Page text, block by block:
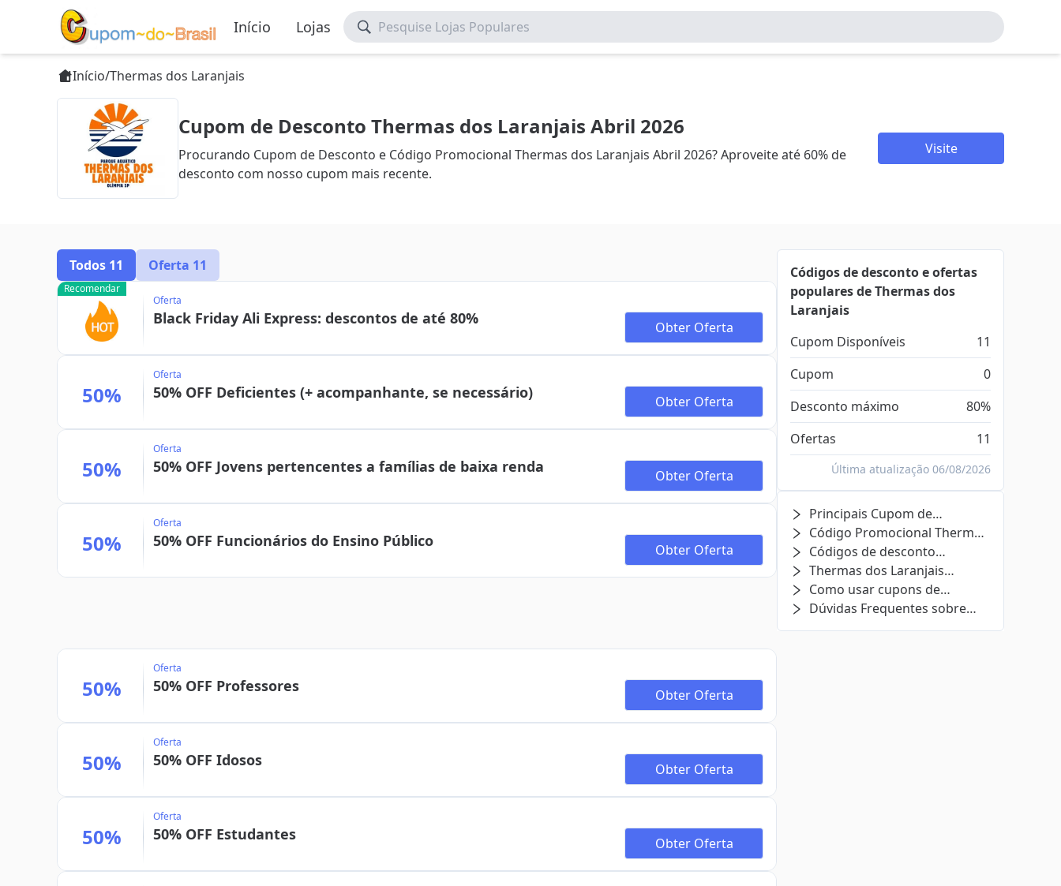
Início Lojas Pesquise Lojas Populares
Início/Thermas dos Laranjais
Cupom de Desconto Thermas dos Laranjais Abril 2026
Procurando Cupom de Desconto e Código Promocional Thermas dos Laranjais Abril 2026? Aproveite até 60% de
desconto com nosso cupom mais recente.
Visite
Todos 11 Oferta 11
Recomendar
Oferta
Black Friday Ali Express: descontos de até 80% Obter Oferta
50%
Oferta
50% OFF Deficientes (+ acompanhante, se necessário) Obter Oferta
50%
Oferta
50% OFF Jovens pertencentes a famílias de baixa renda Obter Oferta
50%
Oferta
50% OFF Funcionários do Ensino Público Obter Oferta
50%
Oferta
50% OFF Professores Obter Oferta
50%
Oferta
50% OFF Idosos Obter Oferta
50%
Oferta
50% OFF Estudantes Obter Oferta
Códigos de desconto e ofertas
populares de Thermas dos
Laranjais
Cupom Disponíveis
11
Cupom
0
Desconto máximo
80%
Ofertas
11
Última atualização 06/08/2026
Principais Cupom de
Desconto Thermas dos Laranjais
Código Promocional Thermas
dos Laranjais Relacionados
Códigos de desconto
Thermas dos Laranjais expirados
e ofertas (ainda podem
funcionar)
Thermas dos Laranjais
Atendimento ao Cliente
Como usar cupons de
desconto Thermas dos Laranjais?
Dúvidas Frequentes sobre
Thermas dos Laranjais